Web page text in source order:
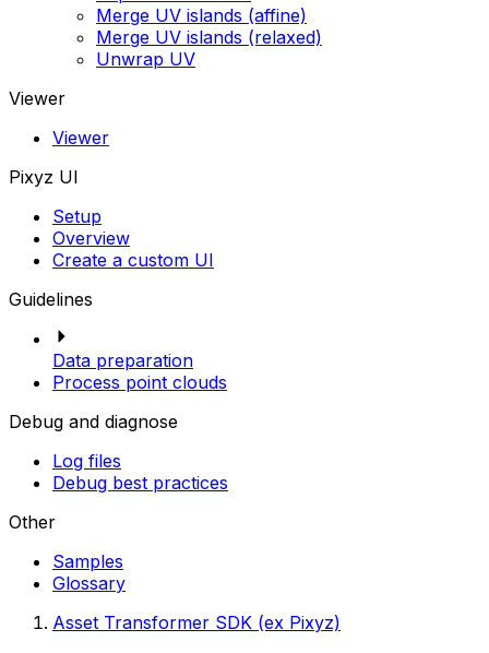
Merge UV islands (affine)
Merge UV islands (relaxed)
Unwrap UV
Viewer
Viewer
Pixyz UI
Setup
Overview
Create a custom UI
Guidelines
Data preparation
Process point clouds
Debug and diagnose
Log files
Debug best practices
Other
Samples
Glossary
Asset Transformer SDK (ex Pixyz)